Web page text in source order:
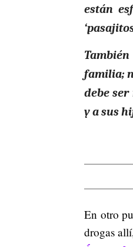
están
familia;
debe
y a sus
En otro
drogas